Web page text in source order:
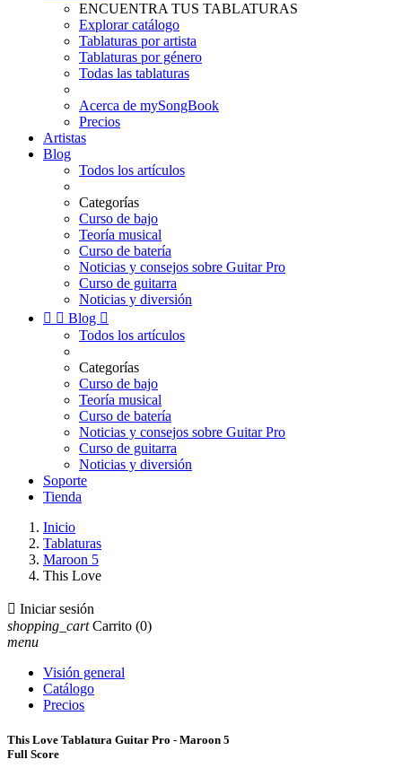
ENCUENTRA TUS TABLATURAS
Explorar catálogo
Tablaturas por artista
Tablaturas por género
Todas las tablaturas
Acerca de mySongBook
Precios
Artistas
Blog
Todos los artículos
Categorías
Curso de bajo
Teoría musical
Curso de batería
Noticias y consejos sobre Guitar Pro
Curso de guitarra
Noticias y diversión
  Blog 
Todos los artículos
Categorías
Curso de bajo
Teoría musical
Curso de batería
Noticias y consejos sobre Guitar Pro
Curso de guitarra
Noticias y diversión
Soporte
Tienda
Inicio
Tablaturas
Maroon 5
This Love
 Iniciar sesión
shopping_cart Carrito (0)
menu
Visión general
Catálogo
Precios
This Love Tablatura Guitar Pro - Maroon 5
Full Score